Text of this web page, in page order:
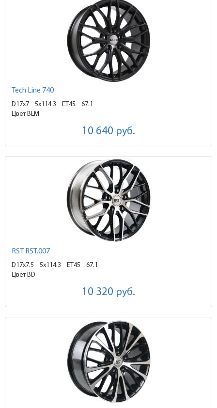
Tech Line 740
D17x7 5x114.3 ET45
67.1
Цвет BLM
10 640 руб.
RST RST.007
D17x7.5 5x114.3 ET45
67.1
Цвет BD
10 320 руб.